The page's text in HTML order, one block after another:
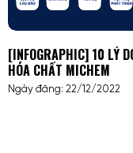
[INFOGRAPHIC] 10 LÝ
HÓA CHẤT MICHEM
Ngày đăng: 22/12/2022